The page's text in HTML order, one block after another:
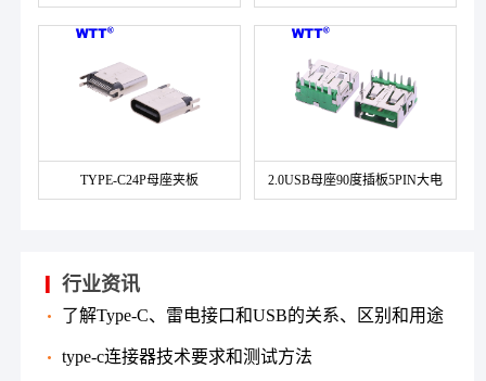
TYPE-C24P母座夹板 2.0USB母座90度插板5PIN大电
行业资讯
了解Type-C、雷电接口和USB的关系、区别和用途
type-c连接器技术要求和测试方法